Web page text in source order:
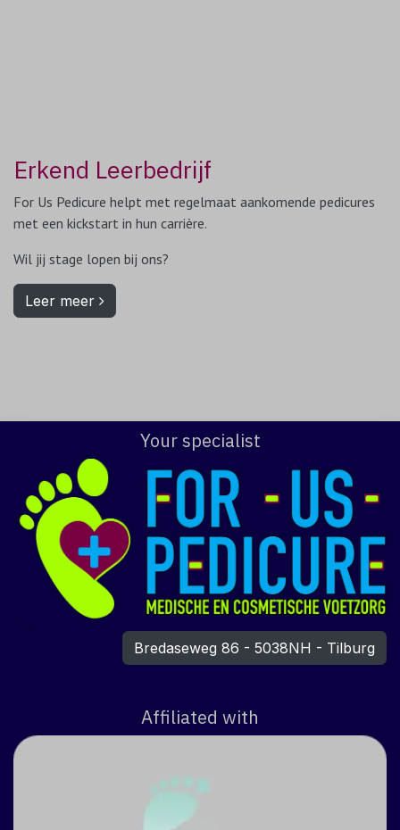
Erkend Leerbedrijf
For Us Pedicure helpt met regelmaat aankomende pedicures
met een kickstart in hun carrière.
Wil jij stage lopen bij ons?
Leer meer
Your specialist
Bredaseweg 86 - 5038NH - Tilburg
Affiliated with